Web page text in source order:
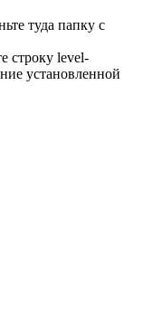
туда папку с
строку level-
установленной